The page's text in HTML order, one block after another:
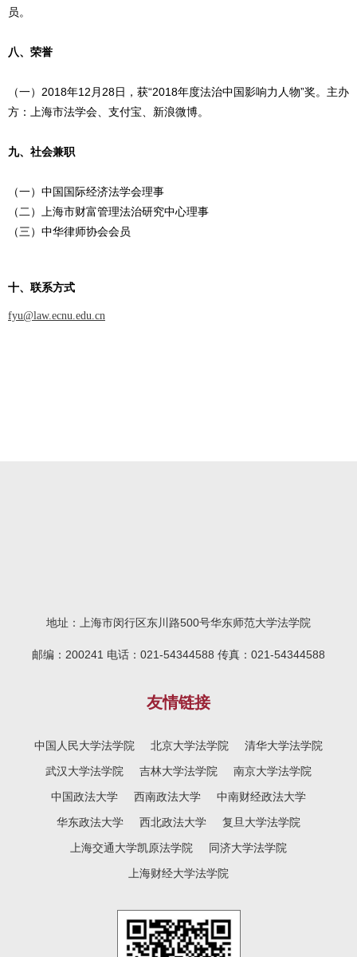
员。
八、荣誉
（一）2018年12月28日，获“2018年度法治中国影响力人物”奖。主办
方：上海市法学会、支付宝、新浪微博。
九、社会兼职
（一）中国国际经济法学会理事
（二）上海市财富管理法治研究中心理事
（三）中华律师协会会员
十、联系方式
fyu@law.ecnu.edu.cn
地址：上海市闵行区东川路500号华东师范大学法学院
邮编：200241 电话：021-54344588 传真：021-54344588
友情链接
中国人民大学法学院 北京大学法学院
清华大学法学院
武汉大学法学院
吉林大学法学院
南京大学法学院
中国政法大学
西南政法大学
中南财经政法大学
华东政法大学
西北政法大学
复旦大学法学院
上海交通大学凯原法学院
同济大学法学院
上海财经大学法学院